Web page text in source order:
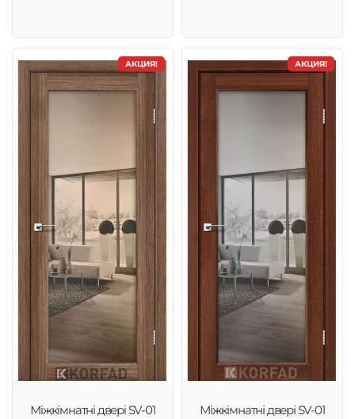
АКЦИЯ!
Міжкімнатні двері SV-01
АКЦИЯ!
Міжкімнатні двері SV-01